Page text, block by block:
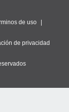
de uso
de privacidad